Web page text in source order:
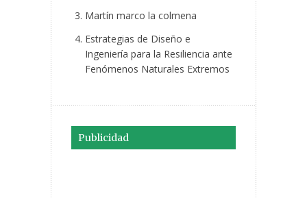
Martín marco la colmena
Estrategias de Diseño e
Ingeniería para la Resiliencia ante
Fenómenos Naturales Extremos
Publicidad